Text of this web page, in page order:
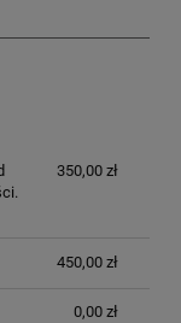
350,00 zł
450,00 zł
0,00 zł